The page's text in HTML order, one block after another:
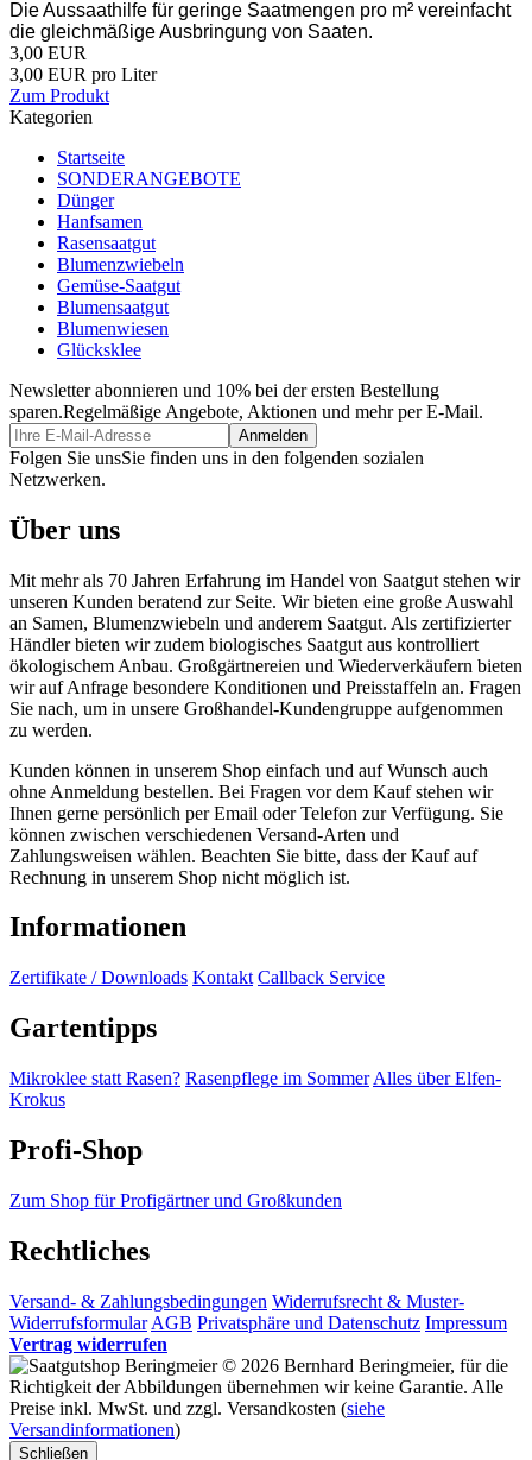
Die Aussaathilfe für geringe Saatmengen pro m² vereinfacht
die gleichmäßige Ausbringung von Saaten.
3,00 EUR
3,00 EUR pro Liter
Zum Produkt
Kategorien
Startseite
SONDERANGEBOTE
Dünger
Hanfsamen
Rasensaatgut
Blumenzwiebeln
Gemüse-Saatgut
Blumensaatgut
Blumenwiesen
Glücksklee
Newsletter abonnieren und 10% bei der ersten Bestellung
sparen.Regelmäßige Angebote, Aktionen und mehr per E-Mail.
Folgen Sie unsSie finden uns in den folgenden sozialen
Netzwerken.
Über uns
Mit mehr als 70 Jahren Erfahrung im Handel von Saatgut stehen wir
unseren Kunden beratend zur Seite. Wir bieten eine große Auswahl
an Samen, Blumenzwiebeln und anderem Saatgut. Als zertifizierter
Händler bieten wir zudem biologisches Saatgut aus kontrolliert
ökologischem Anbau. Großgärtnereien und Wiederverkäufern bieten
wir auf Anfrage besondere Konditionen und Preisstaffeln an. Fragen
Sie nach, um in unsere Großhandel-Kundengruppe aufgenommen
zu werden.
Kunden können in unserem Shop einfach und auf Wunsch auch
ohne Anmeldung bestellen. Bei Fragen vor dem Kauf stehen wir
Ihnen gerne persönlich per Email oder Telefon zur Verfügung. Sie
können zwischen verschiedenen Versand-Arten und
Zahlungsweisen wählen. Beachten Sie bitte, dass der Kauf auf
Rechnung in unserem Shop nicht möglich ist.
Informationen
Zertifikate / Downloads Kontakt Callback Service
Gartentipps
Mikroklee statt Rasen? Rasenpflege im Sommer Alles über Elfen-
Krokus
Profi-Shop
Zum Shop für Profigärtner und Großkunden
Rechtliches
Versand- & Zahlungsbedingungen Widerrufsrecht & Muster-
Widerrufsformular AGB Privatsphäre und Datenschutz Impressum
Vertrag widerrufen
© 2026 Bernhard Beringmeier, für die
Richtigkeit der Abbildungen übernehmen wir keine Garantie. Alle
Preise inkl. MwSt. und zzgl. Versandkosten (siehe
Versandinformationen)
Schließen